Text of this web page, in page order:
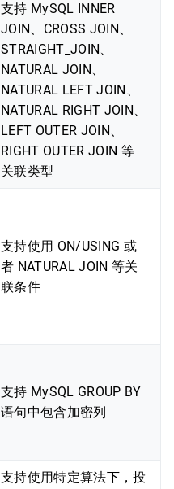
支持 MySQL INNER
JOIN、CROSS JOIN、
STRAIGHT_JOIN、
NATURAL JOIN、
NATURAL LEFT JOIN、
NATURAL RIGHT JOIN、
LEFT OUTER JOIN、
RIGHT OUTER JOIN 等
关联类型
支持使用 ON/USING 或
者 NATURAL JOIN 等关
联条件
支持 MySQL GROUP BY
语句中包含加密列
支持使用特定算法下，投